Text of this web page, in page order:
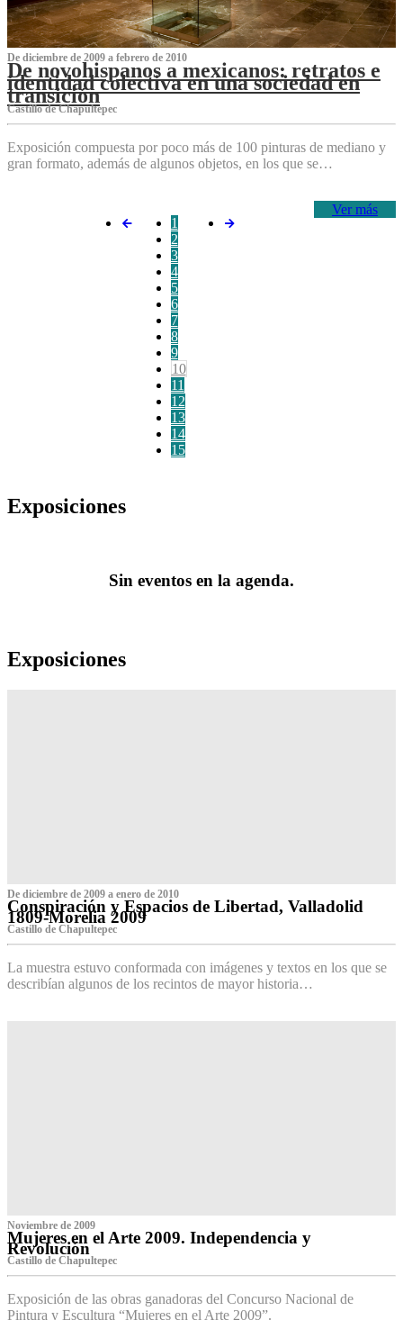
De diciembre de 2009 a febrero de 2010
De novohispanos a mexicanos: retratos e
identidad colectiva en una sociedad en
transición
Castillo de Chapultepec
Exposición compuesta por poco más de 100 pinturas de mediano y
gran formato, además de algunos objetos, en los que se…
Ver más
1
2
3
4
5
6
7
8
9
10
11
12
13
14
15
Exposiciones
Sin eventos en la agenda.
Exposiciones
De diciembre de 2009 a enero de 2010
Conspiración y Espacios de Libertad, Valladolid
1809-Morelia 2009
Castillo de Chapultepec
La muestra estuvo conformada con imágenes y textos en los que se
describían algunos de los recintos de mayor historia…
Noviembre de 2009
Mujeres en el Arte 2009. Independencia y
Revolución
Castillo de Chapultepec
Exposición de las obras ganadoras del Concurso Nacional de
Pintura y Escultura “Mujeres en el Arte 2009”.